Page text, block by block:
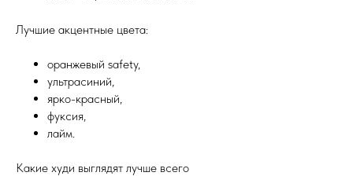
Лучшие акцентные цвета:
оранжевый safety,
ультрасиний,
ярко-красный,
фуксия,
лайм.
Какие худи выглядят лучше всего